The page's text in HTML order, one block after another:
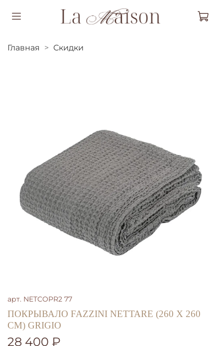
Главная Скидки
арт. NETCOPR2 77
ПОКРЫВАЛО FAZZINI NETTARE (260 Х 260
СМ) GRIGIO
28 400 ₽